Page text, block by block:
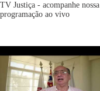
TV Justiça - acompanhe nossa
programação ao vivo